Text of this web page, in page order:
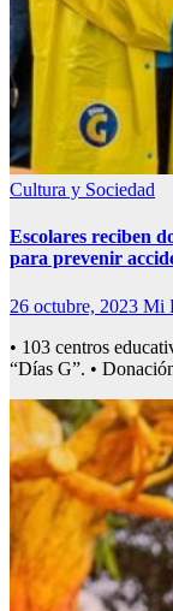
Cultura y Sociedad
Escolares reciben
para prevenir
26 octubre, 2023 Mi
• 103 centros
“Días G”. •